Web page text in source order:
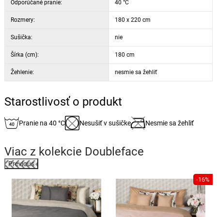
Odporúčané pranie: 40 °C
Rozmery: 180 x 220 cm
Sušička: nie
Šírka (cm): 180 cm
Žehlenie: nesmie sa žehliť
Starostlivosť o produkt
Pranie na 40 °C Nesušiť v sušičke Nesmie sa žehliť
Viac z kolekcie Doubleface
Previous
-16%